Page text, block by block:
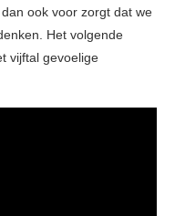
ook voor zorgt dat we
Het volgende
vijftal gevoelige